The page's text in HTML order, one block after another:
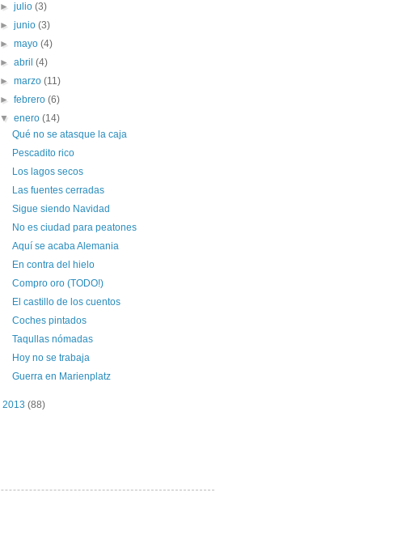
►julio(3)
►junio(3)
►mayo(4)
►abril(4)
►marzo(11)
►febrero(6)
▼enero(14)
Qué no se atasque la caja
Pescadito rico
Los lagos secos
Las fuentes cerradas
Sigue siendo Navidad
No es ciudad para peatones
Aquí se acaba Alemania
En contra del hielo
Compro oro (TODO!)
El castillo de los cuentos
Coches pintados
Taqullas nómadas
Hoy no se trabaja
Guerra en Marienplatz
2013 (88)